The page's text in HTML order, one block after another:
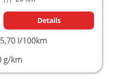
Details
5,70 l/100km
g/km